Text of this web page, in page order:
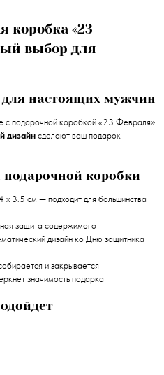
коробка «23
выбор для
для настоящих мужчин
с подарочной коробкой «23 Февраля»!
дизайнсделают ваш подарок
коробки
х 3.5 см — подходит для большинства
защита содержимого
дизайн ко Дню защитника
и закрывается
значимость подарка